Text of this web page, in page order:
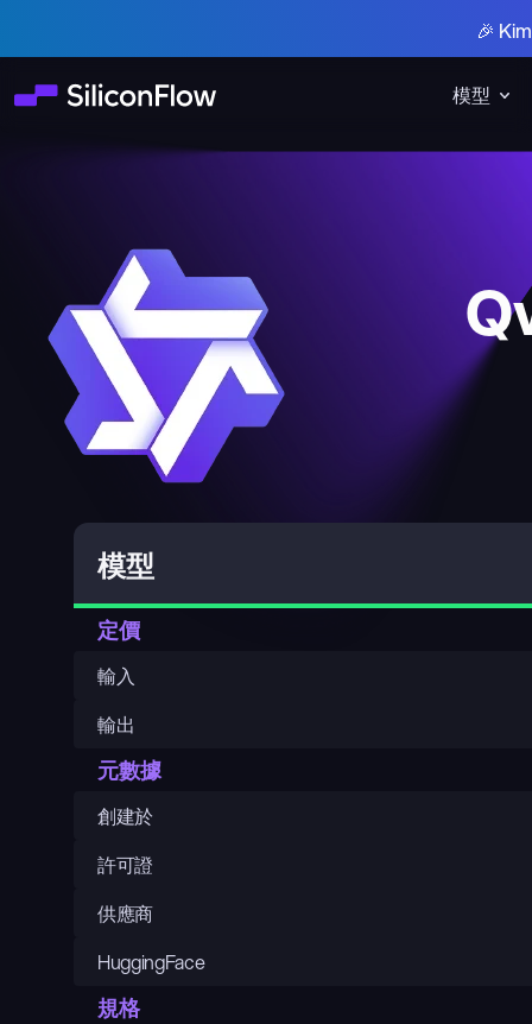
模型
🎉
模型
定價
輸入
輸出
元數據
創建於
許可證
供應商
HuggingFace
規格